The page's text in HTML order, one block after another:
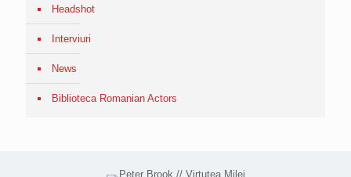
Headshot
Interviuri
News
Biblioteca Romanian Actors